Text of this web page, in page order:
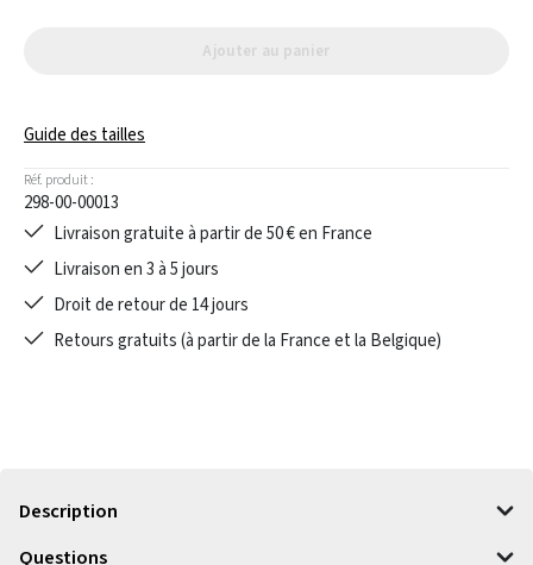
Ajouter au panier
Guide des tailles
Réf. produit :
298-00-00013
Livraison gratuite à partir de 50 € en France
Livraison en 3 à 5 jours
Droit de retour de 14 jours
Retours gratuits (à partir de la France et la Belgique)
Description
Questions